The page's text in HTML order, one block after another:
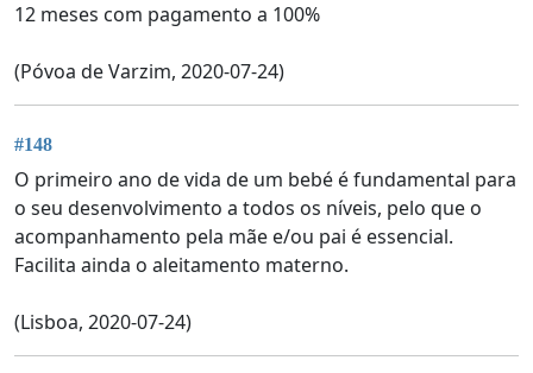
12 meses com pagamento a 100%
(Póvoa de Varzim, 2020-07-24)
#148
O primeiro ano de vida de um bebé é fundamental para
o seu desenvolvimento a todos os níveis, pelo que o
acompanhamento pela mãe e/ou pai é essencial.
Facilita ainda o aleitamento materno.
(Lisboa, 2020-07-24)